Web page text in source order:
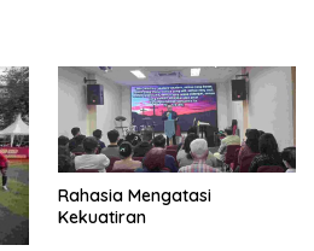
Rahasia Mengatasi
Kekuatiran